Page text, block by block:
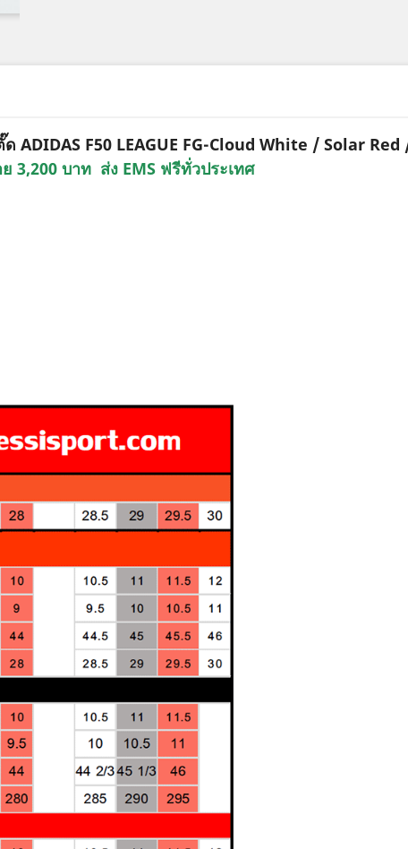
ADIDAS F50 LEAGUE FG-Cloud White / Solar
3,200 บาท ส่ง EMS ฟรีทั่วประเทศ